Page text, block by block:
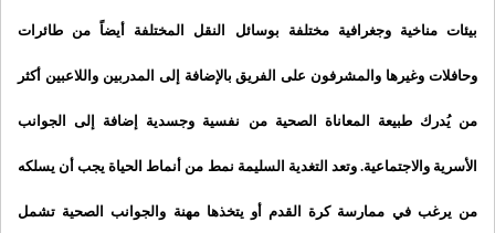
بيئات مناخية وجغرافية مختلفة بوسائل النقل المختلفة أيضاً من طائرات
وحافلات وغيرها والمشرفون على الفريق بالإضافة إلى المدربين واللاعبين أكثر
من يُدرك طبيعة المعاناة الصحية من نفسية وجسدية إضافة إلى الجوانب
الأسرية والاجتماعية. وتعد التغدية السليمة نمط من أنماط الحياة يجب أن يسلكه
من يرغب في ممارسة كرة القدم أو يتخذها مهنة والجوانب الصحية تشمل